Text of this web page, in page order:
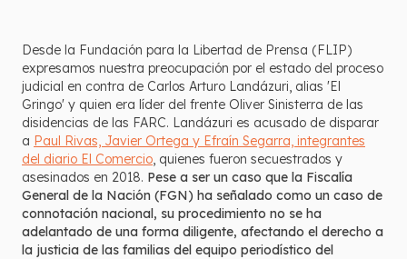
Desde la Fundación para la Libertad de Prensa (FLIP)
expresamos nuestra preocupación por el estado del proceso
judicial en contra de Carlos Arturo Landázuri, alias 'El
Gringo' y quien era líder del frente Oliver Sinisterra de las
disidencias de las FARC. Landázuri es acusado de disparar
a Paul Rivas, Javier Ortega y Efraín Segarra, integrantes
del diario El Comercio, quienes fueron secuestrados y
asesinados en 2018. Pese a ser un caso que la Fiscalía
General de la Nación (FGN) ha señalado como un caso de
connotación nacional, su procedimiento no se ha
adelantado de una forma diligente, afectando el derecho a
la justicia de las familias del equipo periodístico del